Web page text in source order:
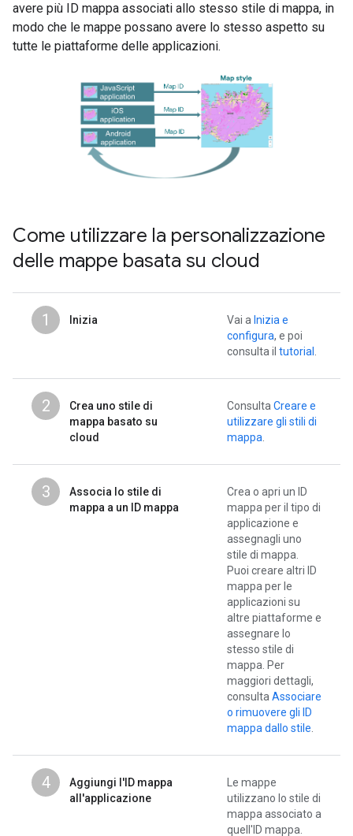
avere più ID mappa associati allo stesso stile di mappa, in
modo che le mappe possano avere lo stesso aspetto su
tutte le piattaforme delle applicazioni.
Come utilizzare la personalizzazione
delle mappe basata su cloud
1 Inizia Vai a Inizia e
configura, e poi
consulta il tutorial
2
Crea uno stile di
mappa basato su
cloud
Consulta Creare e
utilizzare gli stili di
mappa
3
Associa lo stile di
mappa a un ID mappa
Crea o apri un ID
mappa per il tipo di
applicazione e
assegnagli uno
stile di mappa.
Puoi creare altri ID
mappa per le
applicazioni su
altre piattaforme e
assegnare lo
stesso stile di
mappa. Per
maggiori dettagli,
consulta Associare
o rimuovere gli ID
mappa dallo stile
4
Aggiungi l'ID mappa
all'applicazione
Le mappe
utilizzano lo stile di
mappa associato a
quell'ID mappa.